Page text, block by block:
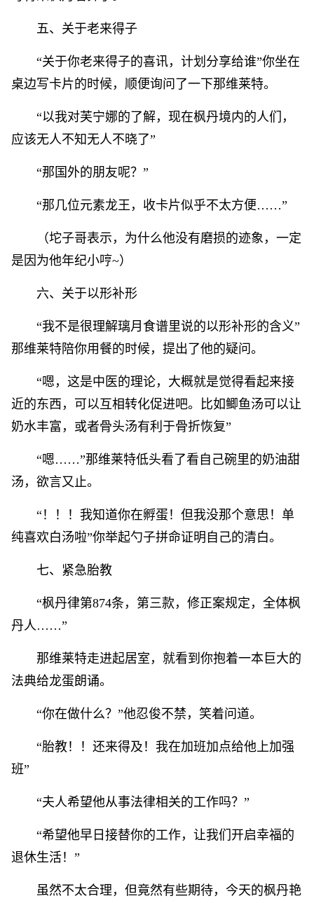
五、关于老来得子
“关于你老来得子的喜讯，计划分享给谁”你坐在
桌边写卡片的时候，顺便询问了一下那维莱特。
“以我对芙宁娜的了解，现在枫丹境内的人们，
应该无人不知无人不晓了”
“那国外的朋友呢？”
“那几位元素龙王，收卡片似乎不太方便……”
（坨子哥表示，为什么他没有磨损的迹象，一定
是因为他年纪小哼~）
六、关于以形补形
“我不是很理解璃月食谱里说的以形补形的含义”
那维莱特陪你用餐的时候，提出了他的疑问。
“嗯，这是中医的理论，大概就是觉得看起来接
近的东西，可以互相转化促进吧。比如鲫鱼汤可以让
奶水丰富，或者骨头汤有利于骨折恢复”
“嗯……”那维莱特低头看了看自己碗里的奶油甜
汤，欲言又止。
“！！！我知道你在孵蛋！但我没那个意思！单
纯喜欢白汤啦”你举起勺子拼命证明自己的清白。
七、紧急胎教
“枫丹律第874条，第三款，修正案规定，全体枫
丹人……”
那维莱特走进起居室，就看到你抱着一本巨大的
法典给龙蛋朗诵。
“你在做什么？”他忍俊不禁，笑着问道。
“胎教！！还来得及！我在加班加点给他上加强
班”
“夫人希望他从事法律相关的工作吗？”
“希望他早日接替你的工作，让我们开启幸福的
退休生活！”
虽然不太合理，但竟然有些期待，今天的枫丹艳